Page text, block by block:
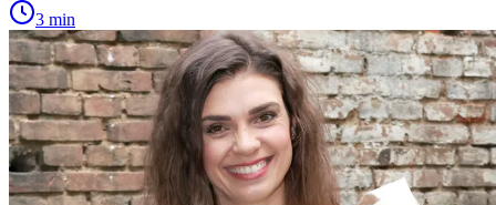
3 min